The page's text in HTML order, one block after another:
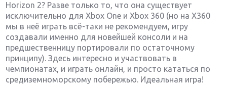
Horizon 2? Разве только то, что она существует
исключительно для Xbox One и Xbox 360 (но на X360
мы в неё играть всё-таки не рекомендуем, игру
создавали именно для новейшей консоли и на
предшественницу портировали по остаточному
принципу). Здесь интересно и участвовать в
чемпионатах, и играть онлайн, и просто кататься по
средиземноморскому побережью. Идеальная игра!